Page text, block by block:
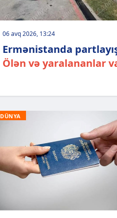
06 avq 2026, 13:24
Ermənistanda
Ölən və yaralananlar
DÜNYA